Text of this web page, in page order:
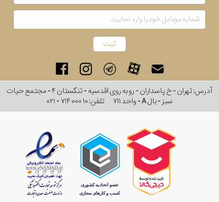
آدرس: تهران - خ پاسداران - رو به روی اقدسیه - تنگستان ۴ - مجتمع حیات
سبز - بال A - واحد ۷۱۱
تلفن:۰۲۱ - ۷۱۴ ۰۰۰ ۱۰